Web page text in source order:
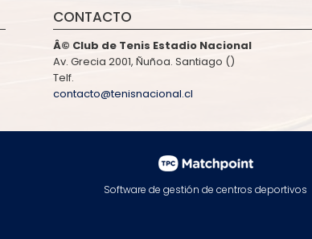
CONTACTO
Â© Club de Tenis Estadio Nacional
Av. Grecia 2001, Ñuñoa. Santiago ()
Telf.
contacto@tenisnacional.cl
Software de gestión de centros deportivos